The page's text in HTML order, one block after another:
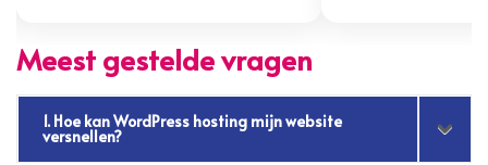
Meest gestelde vragen
1. Hoe kan WordPress hosting mijn website
versnellen?